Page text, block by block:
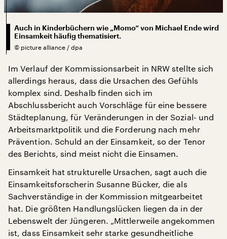
Auch in Kinderbüchern wie „Momo“ von Michael Ende wird
Einsamkeit häufig thematisiert.
© picture alliance / dpa
Im Verlauf der Kommissionsarbeit in NRW stellte sich
allerdings heraus, dass die Ursachen des Gefühls
komplex sind. Deshalb finden sich im
Abschlussbericht auch Vorschläge für eine bessere
Städteplanung, für Veränderungen in der Sozial- und
Arbeitsmarktpolitik und die Forderung nach mehr
Prävention. Schuld an der Einsamkeit, so der Tenor
des Berichts, sind meist nicht die Einsamen.
Einsamkeit hat strukturelle Ursachen, sagt auch die
Einsamkeitsforscherin Susanne Bücker, die als
Sachverständige in der Kommission mitgearbeitet
hat. Die größten Handlungslücken liegen da in der
Lebenswelt der Jüngeren. „Mittlerweile angekommen
ist, dass Einsamkeit sehr starke gesundheitliche